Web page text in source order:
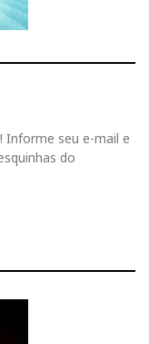
Informe seu e-mail e
do